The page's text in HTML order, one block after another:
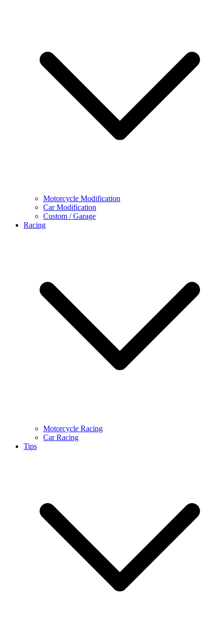
Motorcycle Modification
Car Modification
Custom / Garage
Racing
Motorcycle Racing
Car Racing
Tips